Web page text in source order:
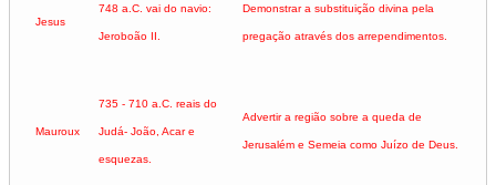
Jesus
748 a.C. vai do navio:
Jeroboão II.
Demonstrar a substituição divina pela
pregação através dos arrependimentos.
Mauroux
735 - 710 a.C. reais do
Judá- João, Acar e
esquezas.
Advertir a região sobre a queda de
Jerusalém e Semeia como Juízo de Deus.